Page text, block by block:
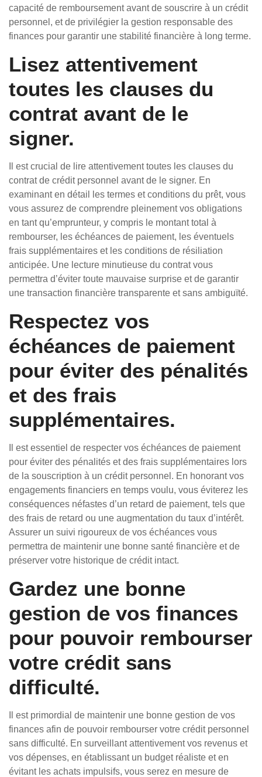
capacité de remboursement avant de souscrire à un crédit
personnel, et de privilégier la gestion responsable des
finances pour garantir une stabilité financière à long terme.
Lisez attentivement
toutes les clauses du
contrat avant de le
signer.
Il est crucial de lire attentivement toutes les clauses du
contrat de crédit personnel avant de le signer. En
examinant en détail les termes et conditions du prêt, vous
vous assurez de comprendre pleinement vos obligations
en tant qu’emprunteur, y compris le montant total à
rembourser, les échéances de paiement, les éventuels
frais supplémentaires et les conditions de résiliation
anticipée. Une lecture minutieuse du contrat vous
permettra d’éviter toute mauvaise surprise et de garantir
une transaction financière transparente et sans ambiguïté.
Respectez vos
échéances de paiement
pour éviter des pénalités
et des frais
supplémentaires.
Il est essentiel de respecter vos échéances de paiement
pour éviter des pénalités et des frais supplémentaires lors
de la souscription à un crédit personnel. En honorant vos
engagements financiers en temps voulu, vous éviterez les
conséquences néfastes d’un retard de paiement, tels que
des frais de retard ou une augmentation du taux d’intérêt.
Assurer un suivi rigoureux de vos échéances vous
permettra de maintenir une bonne santé financière et de
préserver votre historique de crédit intact.
Gardez une bonne
gestion de vos finances
pour pouvoir rembourser
votre crédit sans
difficulté.
Il est primordial de maintenir une bonne gestion de vos
finances afin de pouvoir rembourser votre crédit personnel
sans difficulté. En surveillant attentivement vos revenus et
vos dépenses, en établissant un budget réaliste et en
évitant les achats impulsifs, vous serez en mesure de